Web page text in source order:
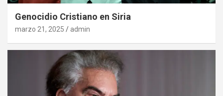
Genocidio Cristiano en Siria
marzo 21, 2025 admin